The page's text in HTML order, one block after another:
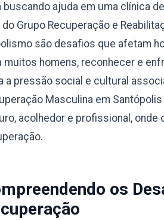
buscando ajuda em uma clínica
do Grupo Recuperação e
são desafios que afetam
muitos homens, reconhecer e
a pressão social e cultural
Masculina em
acolhedor e profissional, onde
os